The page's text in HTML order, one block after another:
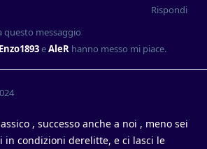
Rispondi
questo messaggio
Enzo1893eAleR hanno messo mi piace.
, successo anche a noi , meno sei
in condizioni derelitte, e ci lasci le